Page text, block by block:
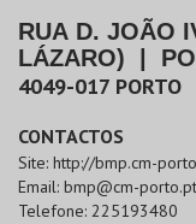
RUA D. JOÃO
LÁZARO)
4049-017 PORTO
CONTACTOS
Site: http://bmp.cm-
Email: bmp@cm-porto.pt
Telefone: 225193480